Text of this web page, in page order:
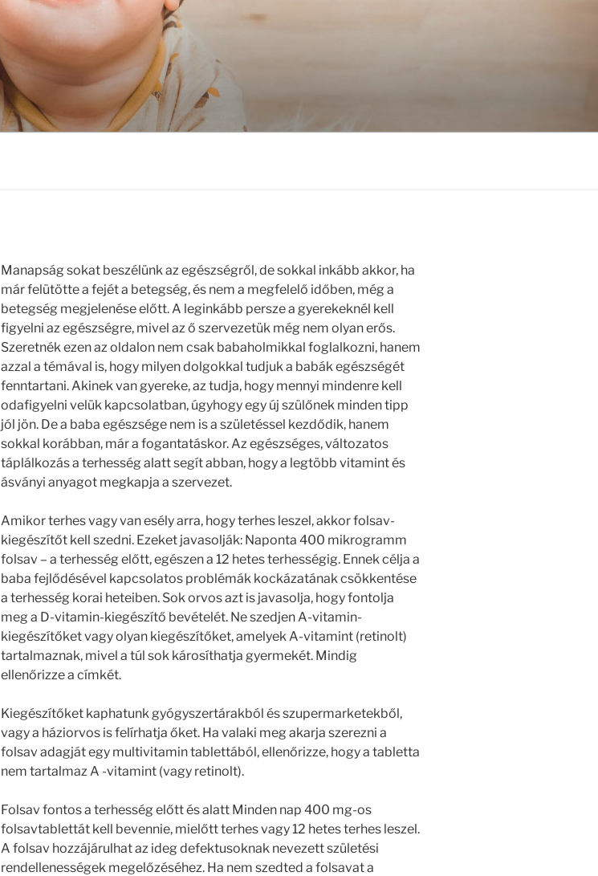
Manapság sokat beszélünk az egészségről, de sokkal inkább akkor, ha
már felütötte a fejét a betegség, és nem a megfelelő időben, még a
betegség megjelenése előtt. A leginkább persze a gyerekeknél kell
figyelni az egészségre, mivel az ő szervezetük még nem olyan erős.
Szeretnék ezen az oldalon nem csak babaholmikkal foglalkozni, hanem
azzal a témával is, hogy milyen dolgokkal tudjuk a babák egészségét
fenntartani. Akinek van gyereke, az tudja, hogy mennyi mindenre kell
odafigyelni velük kapcsolatban, úgyhogy egy új szülőnek minden tipp
jól jön. De a baba egészsége nem is a születéssel kezdődik, hanem
sokkal korábban, már a fogantatáskor. Az egészséges, változatos
táplálkozás a terhesség alatt segít abban, hogy a legtöbb vitamint és
ásványi anyagot megkapja a szervezet.
Amikor terhes vagy van esély arra, hogy terhes leszel, akkor folsav-
kiegészítőt kell szedni. Ezeket javasolják: Naponta 400 mikrogramm
folsav – a terhesség előtt, egészen a 12 hetes terhességig. Ennek célja a
baba fejlődésével kapcsolatos problémák kockázatának csökkentése
a terhesség korai heteiben. Sok orvos azt is javasolja, hogy fontolja
meg a D-vitamin-kiegészítő bevételét. Ne szedjen A-vitamin-
kiegészítőket vagy olyan kiegészítőket, amelyek A-vitamint (retinolt)
tartalmaznak, mivel a túl sok károsíthatja gyermekét. Mindig
ellenőrizze a címkét.
Kiegészítőket kaphatunk gyógyszertárakból és szupermarketekből,
vagy a háziorvos is felírhatja őket. Ha valaki meg akarja szerezni a
folsav adagját egy multivitamin tablettából, ellenőrizze, hogy a tabletta
nem tartalmaz A -vitamint (vagy retinolt).
Folsav fontos a terhesség előtt és alatt Minden nap 400 mg-os
folsavtablettát kell bevennie, mielőtt terhes vagy 12 hetes terhes leszel.
A folsav hozzájárulhat az ideg defektusoknak nevezett születési
rendellenességek megelőzéséhez. Ha nem szedted a folsavat a